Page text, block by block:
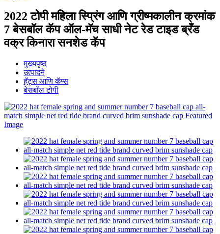
2022 टोपी महिला स्प्रिंग आणि ग्रीष्मकालीन क्रमांक
7 बेसबॉल कॅप ऑल-मॅच साधी नेट रेड टाइड ब्रँड
वक्र किनारा सनशेड कॅप
मुख्यपृष्ठ
उत्पादने
हॅट्स आणि कॅप्स
बेसबॉल टोपी